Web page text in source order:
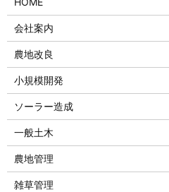
会社案内
農地改良
小規模開発
ソーラー造成
一般土木
農地管理
雑草管理